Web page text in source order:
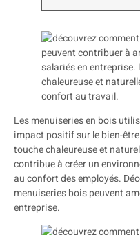
Les menuiseries en bois
impact positif sur le bien-
touche chaleureuse et
contribue à créer un
au confort des employés.
menuiseries bois peuvent
entreprise.